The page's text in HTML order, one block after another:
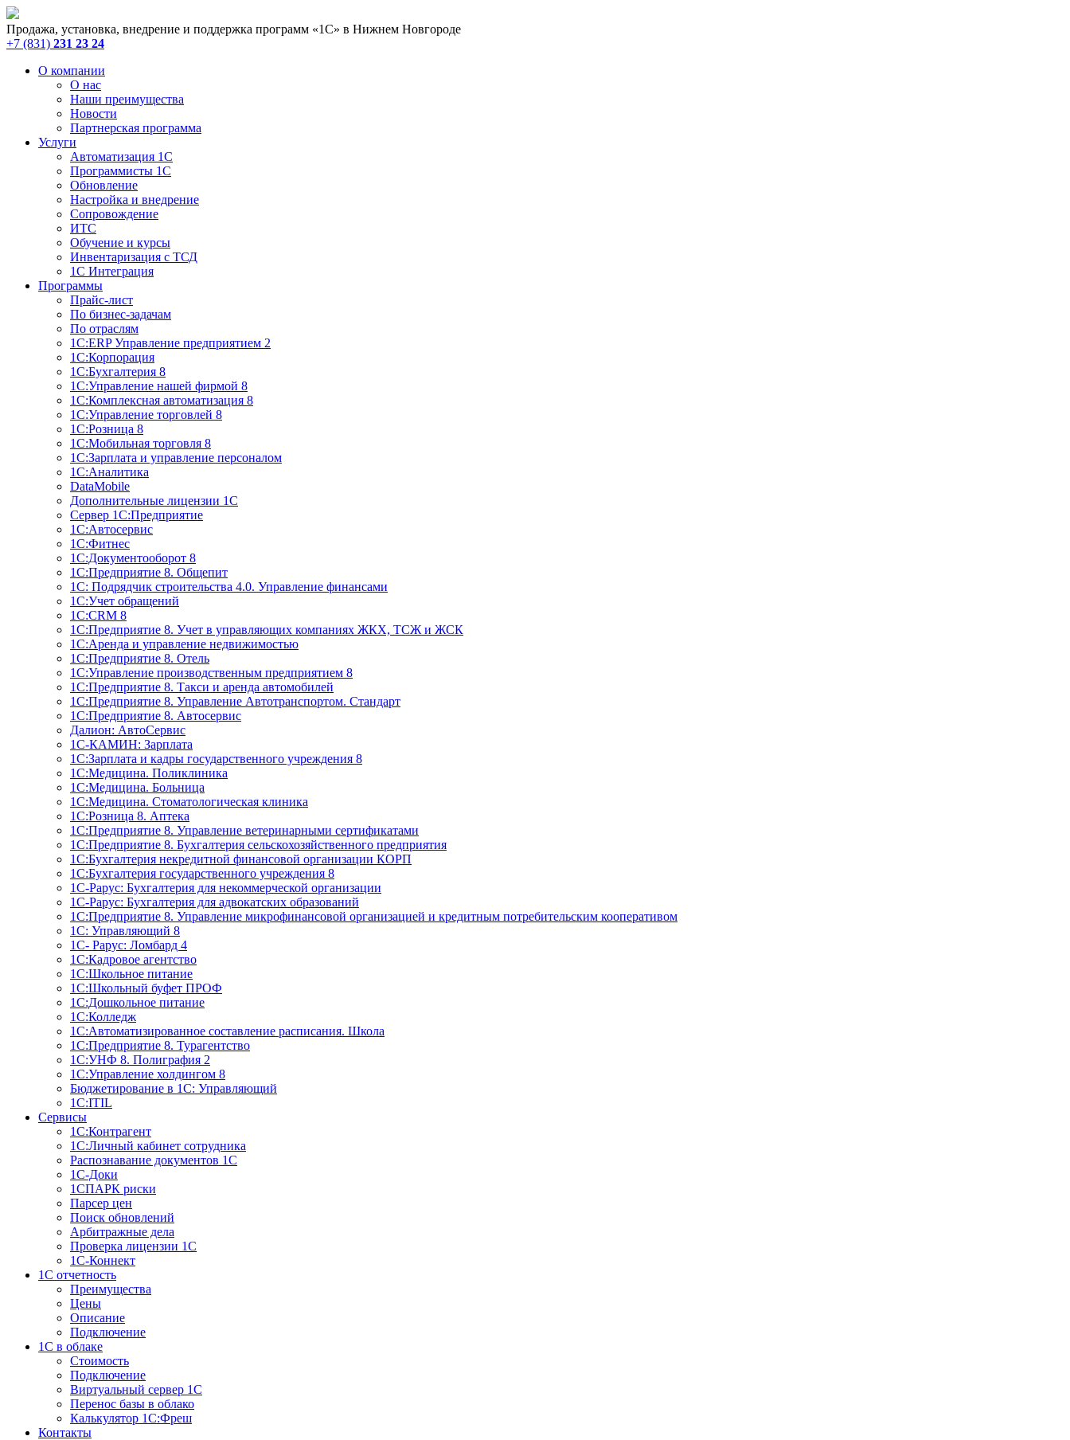
Продажа, установка, внедрение и поддержка программ «1С» в Нижнем Новгороде
+7 (831) 231 23 24
О компании
О нас
Наши преимущества
Новости
Партнерская программа
Услуги
Автоматизация 1С
Программисты 1С
Обновление
Настройка и внедрение
Сопровождение
ИТС
Обучение и курсы
Инвентаризация с ТСД
1С Интеграция
Программы
Прайс-лист
По бизнес-задачам
По отраслям
1C:ERP Управление предприятием 2
1С:Корпорация
1С:Бухгалтерия 8
1С:Управление нашей фирмой 8
1С:Комплексная автоматизация 8
1С:Управление торговлей 8
1С:Розница 8
1С:Мобильная торговля 8
1С:Зарплата и управление персоналом
1С:Аналитика
DataMobile
Дополнительные лицензии 1С
Сервер 1С:Предприятие
1С:Автосервис
1С:Фитнес
1С:Документооборот 8
1С:Предприятие 8. Общепит
1С: Подрядчик строительства 4.0. Управление финансами
1С:Учет обращений
1C:CRM 8
1С:Предприятие 8. Учет в управляющих компаниях ЖКХ, ТСЖ и ЖСК
1С:Аренда и управление недвижимостью
1С:Предприятие 8. Отель
1C:Управление производственным предприятием 8
1C:Предприятие 8. Такси и аренда автомобилей
1С:Предприятие 8. Управление Автотранспортом. Стандарт
1C:Предприятие 8. Автосервис
Далион: АвтоСервис
1С-КАМИН: Зарплата
1С:Зарплата и кадры государственного учреждения 8
1С:Медицина. Поликлиника
1С:Медицина. Больница
1С:Медицина. Стоматологическая клиника
1С:Розница 8. Аптека
1C:Предприятие 8. Управление ветеринарными сертификатами
1С:Предприятие 8. Бухгалтерия сельскохозяйственного предприятия
1C:Бухгалтерия некредитной финансовой организации КОРП
1С:Бухгалтерия государственного учреждения 8
1С-Рарус: Бухгалтерия для некоммерческой организации
1С-Рарус: Бухгалтерия для адвокатских образований
1С:Предприятие 8. Управление микрофинансовой организацией и кредитным потребительским кооперативом
1С: Управляющий 8
1С- Рарус: Ломбард 4
1С:Кадровое агентство
1С:Школьное питание
1С:Школьный буфет ПРОФ
1C:Дошкольное питание
1С:Колледж
1С:Автоматизированное составление расписания. Школа
1С:Предприятие 8. Турагентство
1С:УНФ 8. Полиграфия 2
1С:Управление холдингом 8
Бюджетирование в 1С: Управляющий
1С:ITIL
Сервисы
1C:Контрагент
1С:Личный кабинет сотрудника
Распознавание документов 1С
1С-Доки
1CПАРК риски
Парсер цен
Поиск обновлений
Арбитражные дела
Проверка лицензии 1С
1С-Коннект
1C отчетность
Преимущества
Цены
Описание
Подключение
1С в облаке
Стоимость
Подключение
Виртуальный сервер 1С
Перенос базы в облако
Калькулятор 1С:Фреш
Контакты